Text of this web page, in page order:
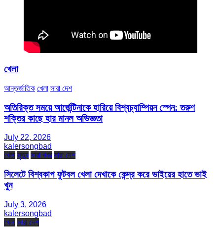
খেলা
আন্তর্জাতিক খেলা সারা দেশ
অতিরিক্ত সময়ে আর্জেন্টিনাকে হারিয়ে বিশ্বচ্যাম্পিয়ন স্পেন: তরুণ
শক্তির কাছে হার মানল অভিজ্ঞতা
July 22, 2026
kalersongbad
খেলা মৃত্যু সারা খবর সারা দেশ
সিলেটে বিশ্বকাপ ফুটবল খেলা দেখাকে কেন্দ্র করে ভাইয়ের হাতে ভাই
খুন
July 3, 2026
kalersongbad
খেলা সারা দেশ